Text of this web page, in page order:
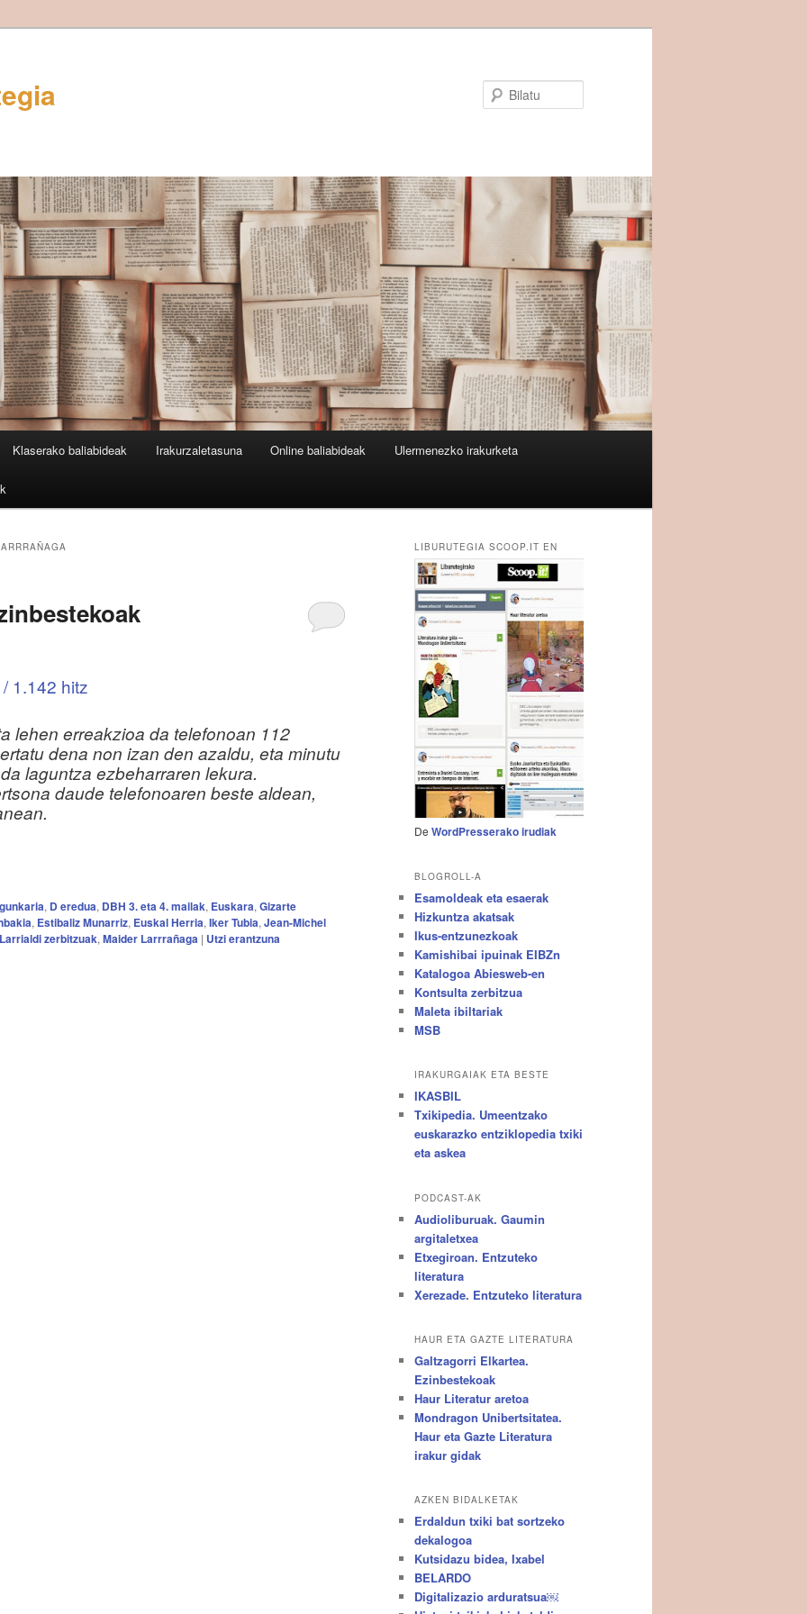
Klaserako baliabideak Irakurzaletasuna Online baliabideak Ulermenezko irakurketa
1.142 hitz
lehen erreakzioa da telefonoan 112
dena non izan den azaldu, eta minutu
laguntza ezbeharraren lekura.
daude telefonoaren beste aldean,
, D eredua, DBH 3. eta 4. mailak, Euskara, Gizarte
, Estibaliz Munarriz, Euskal Herria, Iker Tubia, Jean-Michel
Larrialdi zerbitzuak, Maider Larrrañaga | Utzi erantzuna
LIBURUTEGIA SCOOP.IT EN
De WordPresserako irudiak
BLOGROLL-A
Esamoldeak eta esaerak
Hizkuntza akatsak
Ikus-entzunezkoak
Kamishibai ipuinak EIBZn
Katalogoa Abiesweb-en
Kontsulta zerbitzua
Maleta ibiltariak
MSB
IRAKURGAIAK ETA BESTE
IKASBIL
Txikipedia. Umeentzako
euskarazko entziklopedia txiki
eta askea
PODCAST-AK
Audioliburuak. Gaumin
argitaletxea
Etxegiroan. Entzuteko
literatura
Xerezade. Entzuteko literatura
HAUR ETA GAZTE LITERATURA
Galtzagorri Elkartea.
Ezinbestekoak
Haur Literatur aretoa
Mondragon Unibertsitatea.
Haur eta Gazte Literatura
irakur gidak
AZKEN BIDALKETAK
Erdaldun txiki bat sortzeko
dekalogoa
Kutsidazu bidea, Ixabel
BELARDO
Digitalizazio arduratsua￼